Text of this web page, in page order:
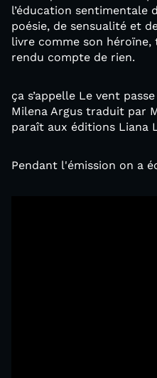
l’éducation sentimentale
poésie, de sensualité et
livre comme son héroïne,
rendu compte de rien.
ça s’appelle Le vent
Milena Argus traduit par
paraît aux éditions Liana
Pendant l'émission on a